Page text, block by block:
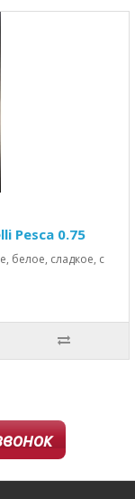
Pesca 0.75
белое, сладкое, с